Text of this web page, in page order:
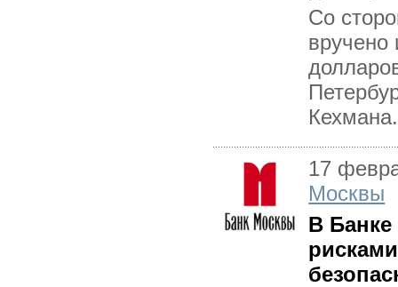
Со
вручено
17
Москвы
В